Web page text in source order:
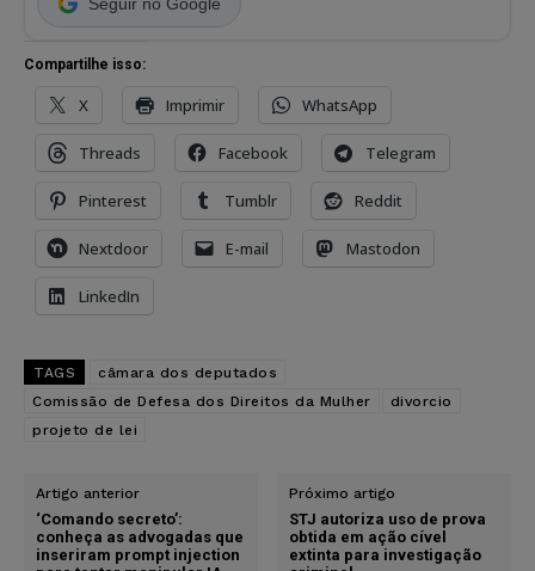
Compartilhe isso:
X Imprimir WhatsApp
Threads Facebook Telegram
Pinterest Tumblr Reddit
Nextdoor E-mail Mastodon
LinkedIn
TAGS
câmara dos deputados
Comissão de Defesa dos Direitos da Mulher
divorcio
projeto de lei
Artigo anterior
‘Comando secreto’:
conheça as advogadas que
inseriram prompt injection
Próximo artigo
STJ autoriza uso de prova
obtida em ação cível
extinta para investigação